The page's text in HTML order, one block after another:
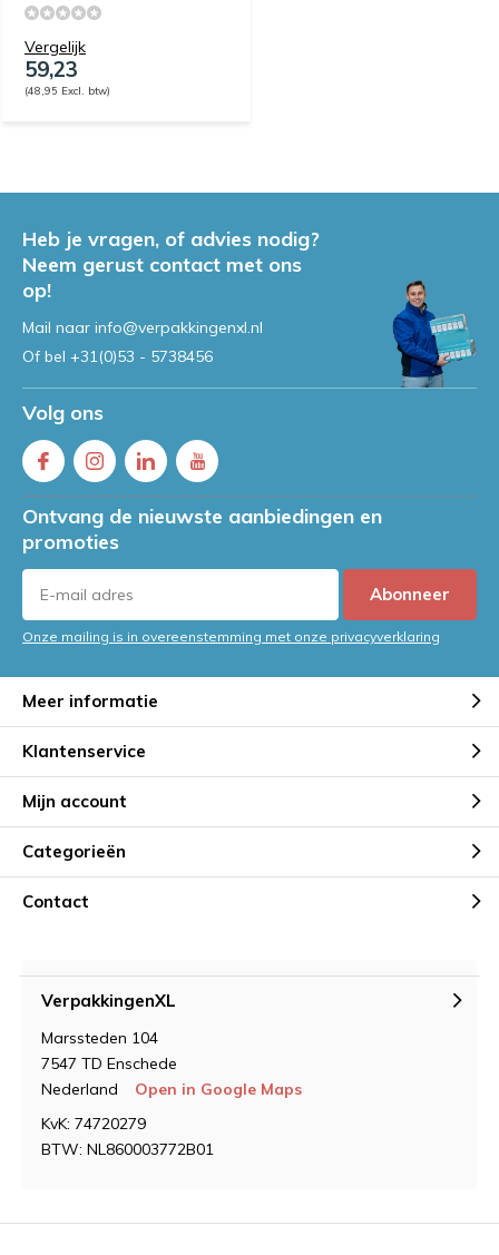
Vergelijk
59,23
(48,95 Excl. btw)
Heb je vragen, of advies nodig?
Neem gerust contact met ons
op!
Mail naar info@verpakkingenxl.nl
Of bel +31(0)53 - 5738456
Volg ons
Ontvang de nieuwste aanbiedingen en
promoties
Abonneer
Onze mailing is in overeenstemming met onze privacyverklaring
Meer informatie
Klantenservice
Mijn account
Categorieën
Contact
VerpakkingenXL
Marssteden 104
7547 TD Enschede
Nederland
Open in Google Maps
KvK: 74720279
BTW: NL860003772B01